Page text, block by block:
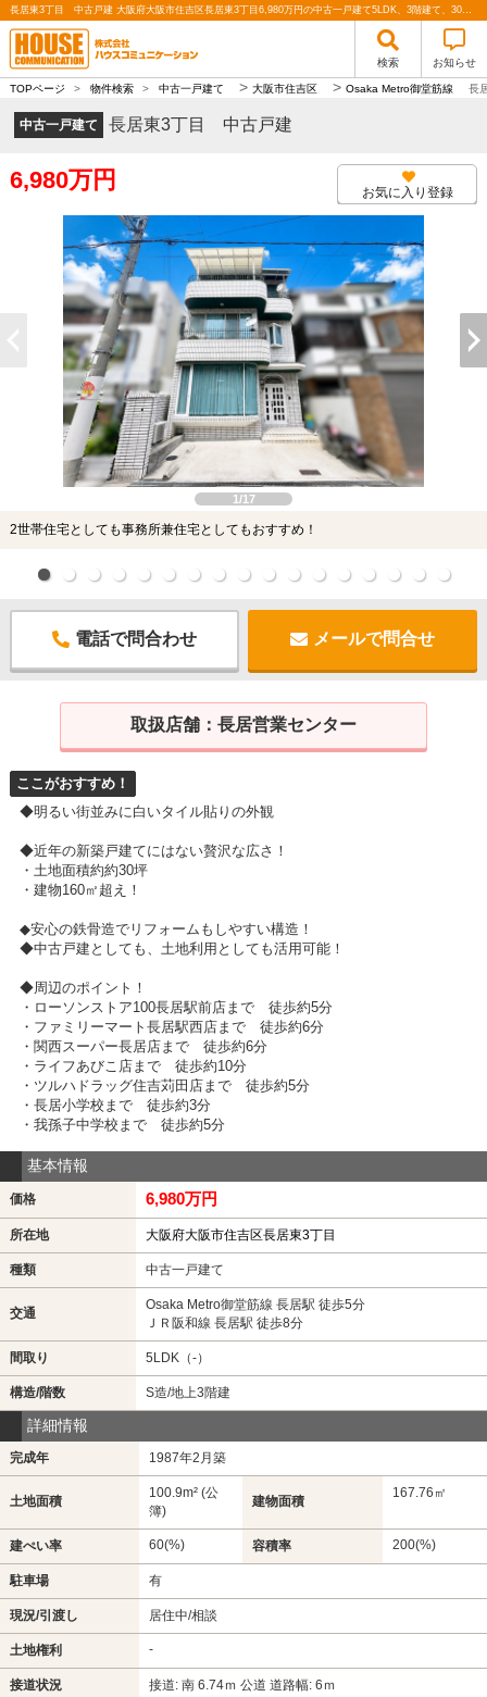
長居東3丁目 中古戸建 大阪府大阪市住吉区長居東3丁目6,980万円の中古一戸建て5LDK、3階建て、30坪以上、100㎡以上｜株式会社ハウスコミュニケーション
検索 お知らせ
TOPページ > 物件検索 > 中古一戸建て > 大阪市住吉区 > Osaka Metro御堂筋線 長
中古一戸建て 長居東3丁目 中古戸建
6,980万円 お気に入り登録
1/17
2世帯住宅としても事務所兼住宅としてもおすすめ！
電話で問合わせ メールで問合せ
取扱店舗： 長居営業センター
ここがおすすめ！
◆明るい街並みに白いタイル貼りの外観
◆近年の新築戸建てにはない贅沢な広さ！
・土地面積約約30坪
・建物160㎡超え！
◆安心の鉄骨造でリフォームもしやすい構造！
◆中古戸建としても、土地利用としても活用可能！
◆周辺のポイント！
・ローソンストア100長居駅前店まで 徒歩約5分
・ファミリーマート長居駅西店まで 徒歩約6分
・関西スーパー長居店まで 徒歩約6分
・ライフあびこ店まで 徒歩約10分
・ツルハドラッグ住吉苅田店まで 徒歩約5分
・長居小学校まで 徒歩約3分
・我孫子中学校まで 徒歩約5分
基本情報
価格 6,980万円
所在地 大阪府大阪市住吉区長居東3丁目
種類 中古一戸建て
交通
Osaka Metro御堂筋線 長居駅 徒歩5分
ＪＲ阪和線 長居駅 徒歩8分
間取り 5LDK（-）
構造/階数 S造/地上3階建
詳細情報
完成年 1987年2月築
土地面積
100.9m² (公
簿)
建物面積
167.76㎡
建ぺい率 60(%) 容積率 200(%)
駐車場 有
現況/引渡し 居住中/相談
土地権利 -
接道状況 接道: 南 6.74ｍ 公道 道路幅: 6ｍ